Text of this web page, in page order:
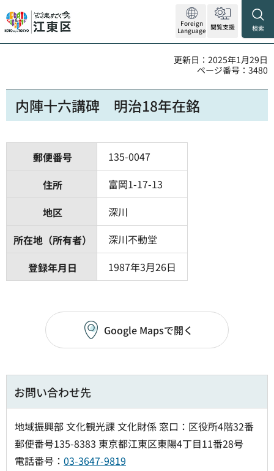
Foreign
Language 閲覧支援 検索
更新日：2025年1月29日
ページ番号：3480
内陣十六講碑 明治18年在銘
郵便番号
135-0047
住所
富岡1-17-13
地区
深川
所在地（所有者）
深川不動堂
登録年月日
1987年3月26日
Google Mapsで開く
お問い合わせ先
地域振興部 文化観光課 文化財係 窓口：区役所4階32番
郵便番号135-8383 東京都江東区東陽4丁目11番28号
電話番号： 03-3647-9819